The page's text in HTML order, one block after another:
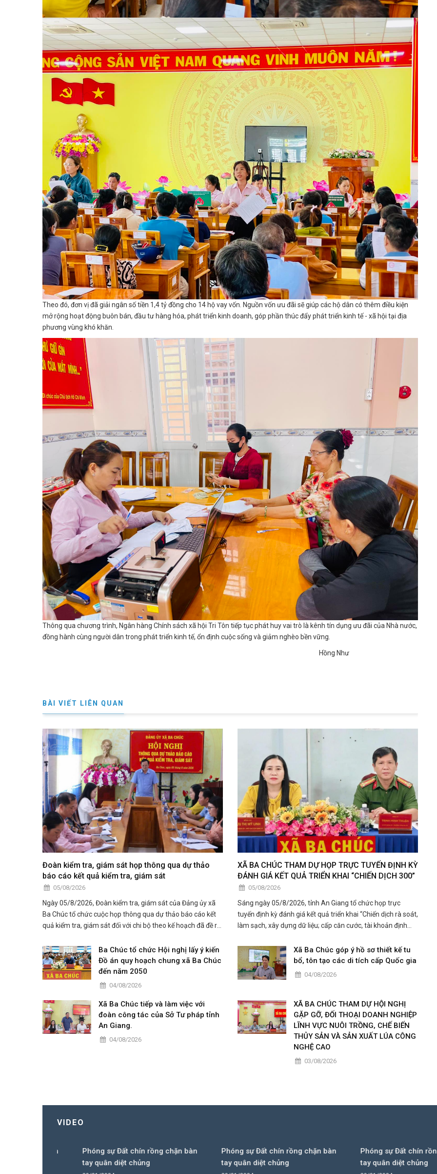
Theo đó, đơn vị đã giải ngân số tiền 1,4 tỷ đồng cho 14 hộ vay vốn. Nguồn vốn ưu đãi sẽ giúp các hộ dân có thêm điều kiện
mở rộng hoạt động buôn bán, đầu tư hàng hóa, phát triển kinh doanh, góp phần thúc đẩy phát triển kinh tế - xã hội tại địa
phương vùng khó khăn.
Thông qua chương trình, Ngân hàng Chính sách xã hội Tri Tôn tiếp tục phát huy vai trò là kênh tín dụng ưu đãi của Nhà nước,
đồng hành cùng người dân trong phát triển kinh tế, ổn định cuộc sống và giảm nghèo bền vững.
Hồng Như
BÀI VIẾT LIÊN QUAN
Đoàn kiểm tra, giám sát họp thông qua dự thảo
báo cáo kết quả kiểm tra, giám sát
05/08/2026
Ngày 05/8/2026, Đoàn kiểm tra, giám sát của Đảng ủy xã
Ba Chúc tổ chức cuộc họp thông qua dự thảo báo cáo kết
quả kiểm tra, giám sát đối với chi bộ theo kế hoạch đã đề ra.
ủy xã, chủ trì hội nghị.
XÃ BA CHÚC THAM DỰ HỌP TRỰC TUYẾN ĐỊNH KỲ
ĐÁNH GIÁ KẾT QUẢ TRIỂN KHAI “CHIẾN DỊCH 300”
05/08/2026
Sáng ngày 05/8/2026, tỉnh An Giang tổ chức họp trực
tuyến định kỳ đánh giá kết quả triển khai “Chiến dịch rà soát,
làm sạch, xây dựng dữ liệu; cấp căn cước, tài khoản định
dụng VNeID” trên địa bàn tỉnh.
Ba Chúc tổ chức Hội nghị lấy ý kiến
Đồ án quy hoạch chung xã Ba Chúc
đến năm 2050
04/08/2026
Xã Ba Chúc góp ý hồ sơ thiết kế tu
bổ, tôn tạo các di tích cấp Quốc gia
04/08/2026
Xã Ba Chúc tiếp và làm việc với
đoàn công tác của Sở Tư pháp tỉnh
An Giang.
04/08/2026
XÃ BA CHÚC THAM DỰ HỘI NGHỊ
GẶP GỠ, ĐỐI THOẠI DOANH NGHIỆP
LĨNH VỰC NUÔI TRỒNG, CHẾ BIẾN
THỦY SẢN VÀ SẢN XUẤT LÚA CÔNG
NGHỆ CAO
03/08/2026
VIDEO
Phóng sự Đất chín rồng chặn bàn
tay quân diệt chủng
Phóng sự Đất chín rồng chặn bàn
tay quân diệt chủng
Phóng sự Đất chín rồng chặn
tay quân diệt chủng